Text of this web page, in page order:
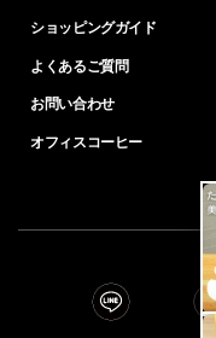
ショッピングガイド
よくあるご質問
お問い合わせ
オフィスコーヒー